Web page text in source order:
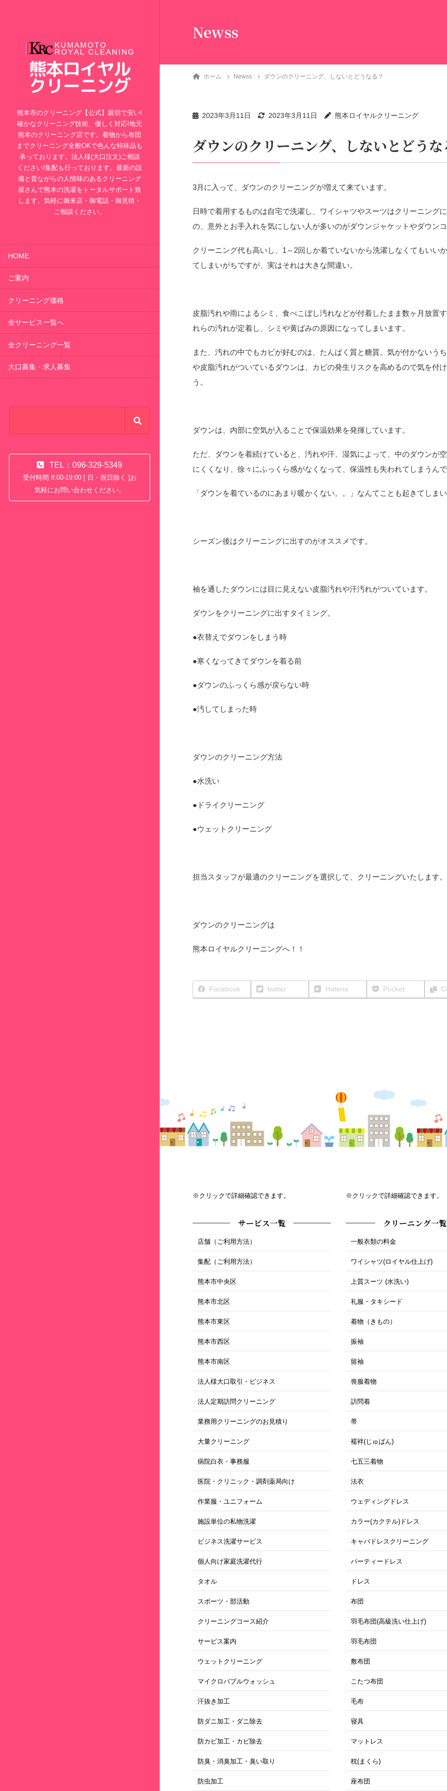
熊本市のクリーニング【公式】親切で安い!
確かなクリーニング技術、優しく対応!地元
熊本のクリーニング店です。着物から布団
までクリーニング全般OKで色んな特殊品も
承っております。法人様(大口注文)ご相談
ください!集配も行っております。最新の設
備と昔ながらの人情味のあるクリーニング
屋さんで熊本の洗濯をトータルサポート致
します。気軽に御来店・御電話・御見積・
ご相談ください。
HOME
ご案内
クリーニング価格
全サービス一覧へ
全クリーニング一覧
大口募集・求人募集
TEL：096-329-5349
受付時間 8:00-19:00 [ 日・祝日除く ]お
気軽にお問い合わせください。
Newss
ホーム Newss ダウンのクリーニング、しないとどうなる？
2023年3月11日 2023年3月11日 熊本ロイヤルクリーニング
ダウンのクリーニング、しないとどう
3月に入って、ダウンのクリーニングが増えて来ています。
日時で着用するものは自宅で洗濯し、ワイシャツやスーツはクリーニング
の、意外とお手入れを気にしない人が多いのがダウンジャケットやダウン
クリーニング代も高いし、1～2回しか着ていないから洗濯しなくてもいい
てしまいがちですが、実はそれは大きな間違い。
皮脂汚れや雨によるシミ、食べこぼし汚れなどが付着したまま数ヶ月放置
れらの汚れが定着し、シミや黄ばみの原因になってしまいます。
また、汚れの中でもカビが好むのは、たんぱく質と糖質。気が付かないう
や皮脂汚れがついているダウンは、カビの発生リスクを高めるので気を付
う。
ダウンは、内部に空気が入ることで保温効果を発揮しています。
ただ、ダウンを着続けていると、汚れや汗、湿気によって、中のダウンが
にくくなり、徐々にふっくら感がなくなって、保温性も失われてしまうん
「ダウンを着ているのにあまり暖かくない。。」なんてことも起きてしま
シーズン後はクリーニングに出すのがオススメです。
袖を通したダウンには目に見えない皮脂汚れや汗汚れがついています。
ダウンをクリーニングに出すタイミング。
●衣替えでダウンをしまう時
●寒くなってきてダウンを着る前
●ダウンのふっくら感が戻らない時
●汚してしまった時
ダウンのクリーニング方法
●水洗い
●ドライクリーニング
●ウェットクリーニング
担当スタッフが最適のクリーニングを選択して、クリーニングいたします。
ダウンのクリーニングは
熊本ロイヤルクリーニングへ！！
Facebook twitter Hatena Pocket
※クリックで詳細確認できます。
サービス一覧
店舗（ご利用方法）
集配（ご利用方法）
熊本市中央区
熊本市北区
熊本市東区
熊本市西区
熊本市南区
法人様大口取引・ビジネス
法人定期訪問クリーニング
業務用クリーニングのお見積り
大量クリーニング
病院白衣・事務服
医院・クリニック・調剤薬局向け
作業服・ユニフォーム
施設単位の私物洗濯
ビジネス洗濯サービス
個人向け家庭洗濯代行
タオル
スポーツ・部活動
クリーニングコース紹介
サービス案内
ウェットクリーニング
マイクロバブルウォッシュ
汗抜き加工
防ダニ加工・ダニ除去
防カビ加工・カビ除去
防臭・消臭加工・臭い取り
防虫加工
※クリックで詳細確認できます。
クリーニング一覧
一般衣類の料金
ワイシャツ(ロイヤル仕上げ)
上質スーツ (水洗い)
礼服・タキシード
着物（きもの）
振袖
留袖
喪服着物
訪問着
帯
襦袢(じゅばん)
七五三着物
法衣
ウェディングドレス
カラー(カクテル)ドレス
キャバドレスクリーニング
パーティードレス
ドレス
布団
羽毛布団(高級洗い仕上げ)
羽毛布団
敷布団
こたつ布団
毛布
寝具
マットレス
枕(まくら)
座布団